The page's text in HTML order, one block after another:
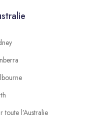
toute l’Australie